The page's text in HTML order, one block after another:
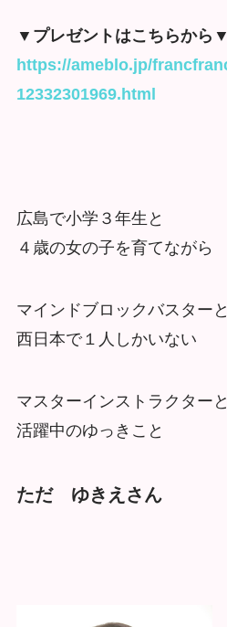
▼プレゼントはこちらから▼
https://ameblo.jp/
12332301969.html
広島で小学３年生と
４歳の女の子を育てながら
マインドブロックバスター
西日本で１人しかいない
マスターインストラクター
活躍中のゆっきこと
ただ ゆきえさん